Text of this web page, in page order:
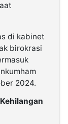
di kabinet
birokrasi
2024.